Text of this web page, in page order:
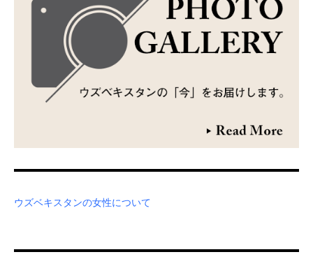
ウズベキスタンの女性について